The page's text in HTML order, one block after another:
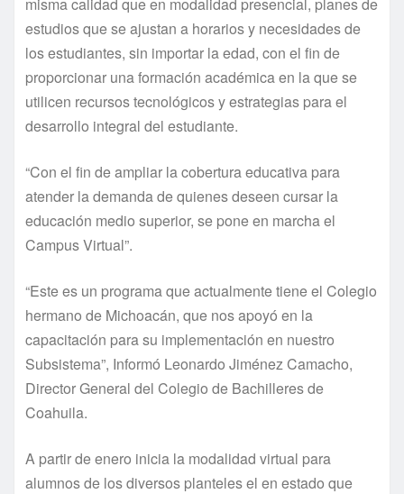
estudios que se ajustan a horarios y necesidades de
los estudiantes, sin importar la edad, con el fin de
proporcionar una formación académica en la que se
utilicen recursos tecnológicos y estrategias para el
desarrollo integral del estudiante.
“Con el fin de ampliar la cobertura educativa para
atender la demanda de quienes deseen cursar la
educación medio superior, se pone en marcha el
Campus Virtual”.
“Este es un programa que actualmente tiene el Colegio
hermano de Michoacán, que nos apoyó en la
capacitación para su implementación en nuestro
Subsistema”, Informó Leonardo Jiménez Camacho,
Director General del Colegio de Bachilleres de
Coahuila.
A partir de enero inicia la modalidad virtual para
alumnos de los diversos planteles el en estado que